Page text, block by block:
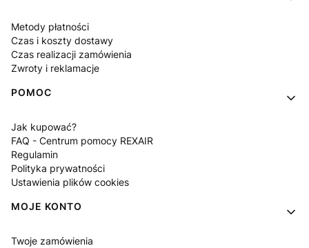
Metody płatności
Czas i koszty dostawy
Czas realizacji zamówienia
Zwroty i reklamacje
POMOC
Jak kupować?
FAQ - Centrum pomocy REXAIR
Regulamin
Polityka prywatności
Ustawienia plików cookies
MOJE KONTO
Twoje zamówienia